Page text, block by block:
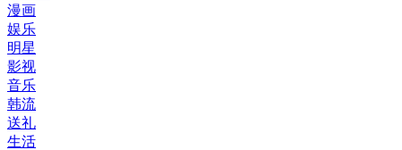
漫画
娱乐
明星
影视
音乐
韩流
送礼
生活